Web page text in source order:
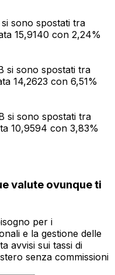
sono spostati tra
15,9140 con 2,24%
si sono spostati tra
14,2623 con 6,51%
si sono spostati tra
10,9594 con 3,83%
valute ovunque ti
per i
e la gestione delle
avvisi sui tassi di
senza commissioni